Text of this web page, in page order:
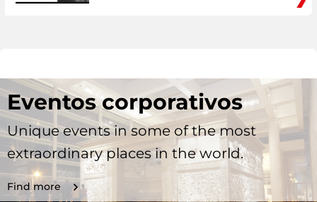
Eventos corporativos
Unique events in some of the most
extraordinary places in the world.
Find more